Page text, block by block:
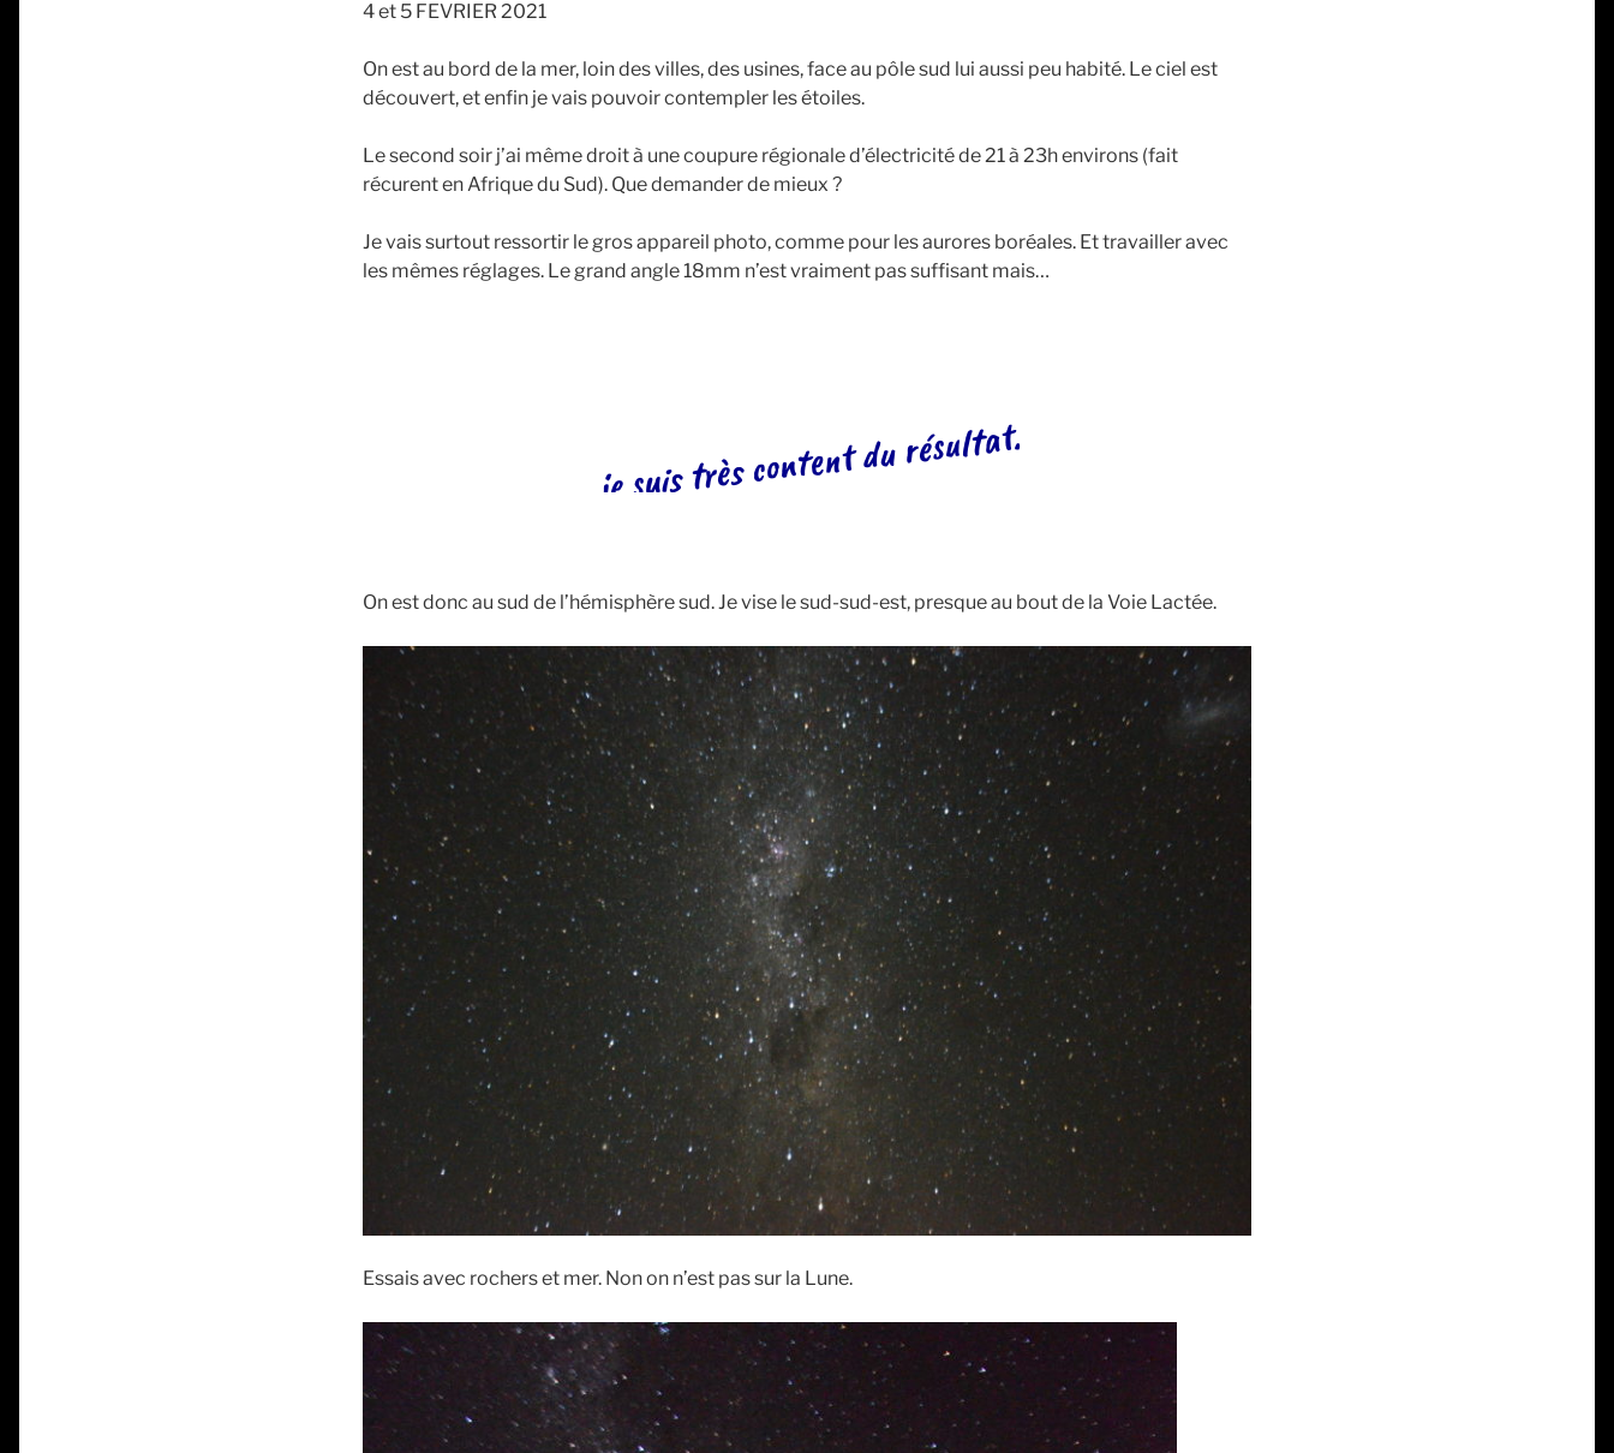
4 et 5 FEVRIER 2021
On est au bord de la mer, loin des villes, des usines, face au pôle sud lui aussi peu habité. Le ciel est
découvert, et enfin je vais pouvoir contempler les étoiles.
Le second soir j’ai même droit à une coupure régionale d’électricité de 21 à 23h environs (fait
récurent en Afrique du Sud). Que demander de mieux ?
Je vais surtout ressortir le gros appareil photo, comme pour les aurores boréales. Et travailler avec
les mêmes réglages. Le grand angle 18mm n’est vraiment pas suffisant mais…
je suis très content du résultat.
On est donc au sud de l’hémisphère sud. Je vise le sud-sud-est, presque au bout de la Voie Lactée.
Essais avec rochers et mer. Non on n’est pas sur la Lune.